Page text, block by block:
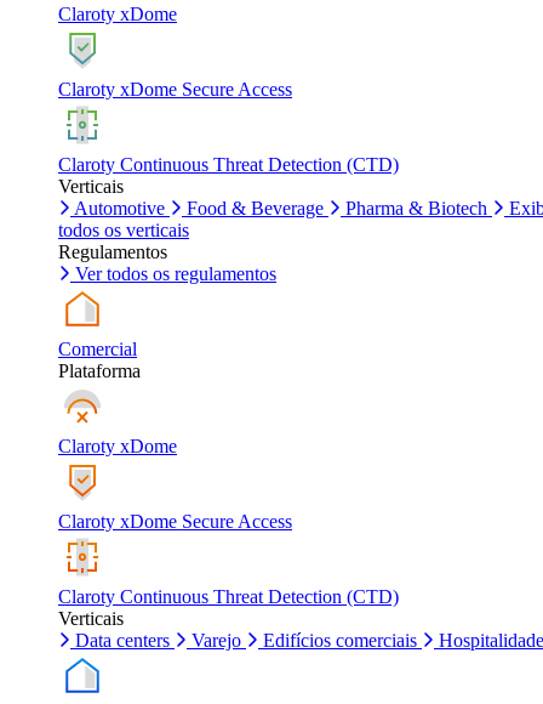
Claroty xDome
Claroty xDome Secure Access
Claroty Continuous Threat Detection (CTD)
Verticais
Automotive
Food & Beverage Pharma & Biotech
todos os verticais
Regulamentos
Ver todos os regulamentos
Comercial
Plataforma
Claroty xDome
Claroty xDome Secure Access
Claroty Continuous Threat Detection (CTD)
Verticais
Data centers
Varejo Edifícios comerciais Hospitalidade